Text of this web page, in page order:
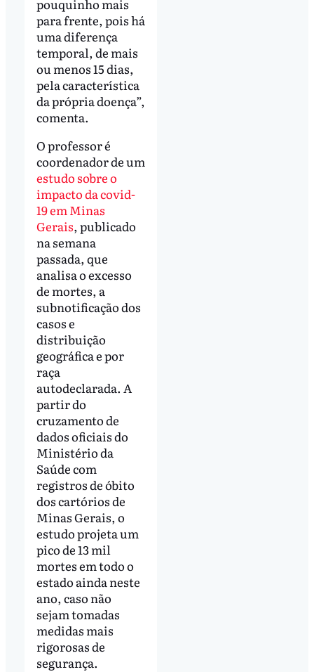
pouquinho mais
para frente, pois há
uma diferença
temporal, de mais
ou menos 15 dias,
pela característica
da própria doença”,
comenta.
O professor é
coordenador de um
estudo sobre o
impacto da covid-
19 em Minas
Gerais, publicado
na semana
passada, que
analisa o excesso
de mortes, a
subnotificação dos
casos e
distribuição
geográfica e por
raça
autodeclarada. A
partir do
cruzamento de
dados oficiais do
Ministério da
Saúde com
registros de óbito
dos cartórios de
Minas Gerais, o
estudo projeta um
pico de 13 mil
mortes em todo o
estado ainda neste
ano, caso não
sejam tomadas
medidas mais
rigorosas de
segurança.